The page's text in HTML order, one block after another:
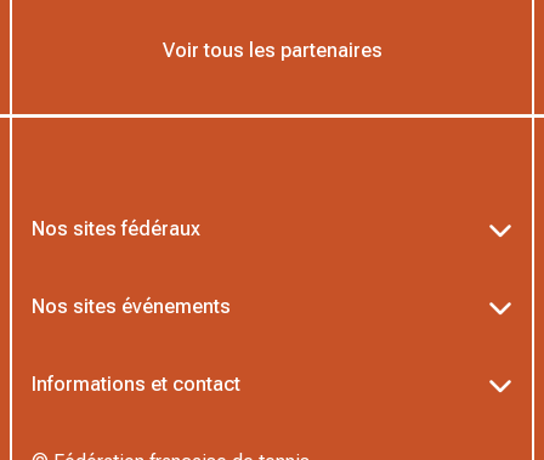
Voir tous les partenaires
Nos sites fédéraux
Nos sites événements
Informations et contact